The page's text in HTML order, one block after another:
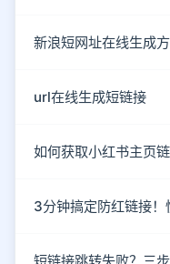
新浪短网址在线生成
url在线生成短链接
如何获取小红书主页链